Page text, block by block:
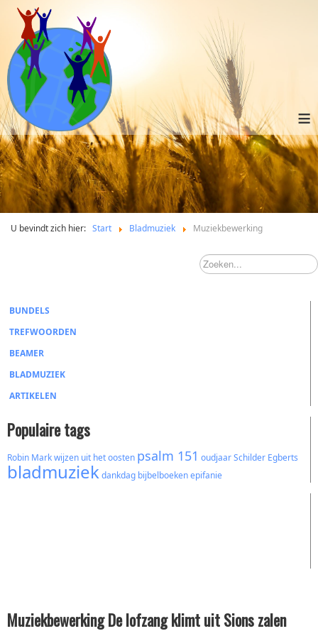
≡
U bevindt zich hier: Start Bladmuziek Muziekbewerking
BUNDELS
TREFWOORDEN
BEAMER
BLADMUZIEK
ARTIKELEN
Populaire tags
Robin Markwijzen uit het oosten psalm 151 oudjaarSchilder Egberts
bladmuziekdankdag bijbelboekenepifanie
Muziekbewerking De lofzang klimt uit Sions zalen